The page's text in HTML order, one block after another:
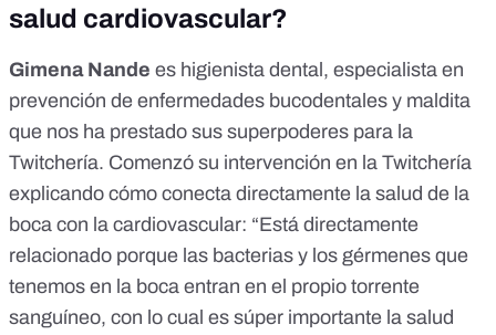
salud cardiovascular?
Gimena Nande es higienista dental, especialista en
prevención de enfermedades bucodentales y maldita
que nos ha prestado sus superpoderes para la
Twitchería. Comenzó su intervención en la Twitchería
explicando cómo conecta directamente la salud de la
boca con la cardiovascular: “Está directamente
relacionado porque las bacterias y los gérmenes que
tenemos en la boca entran en el propio torrente
sanguíneo, con lo cual es súper importante la salud